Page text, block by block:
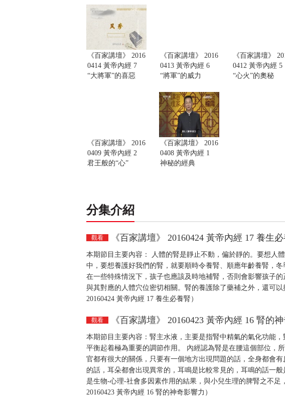
《百家講壇》 2016
0414 黃帝內經 7
“大將軍”的喜惡
《百家講壇》 2016
0413 黃帝內經 6
“將軍”的威力
《百家講壇》
0412 黃帝內經 5
“心火”的奧秘
《百家講壇》 2016
0409 黃帝內經 2
君王般的“心”
《百家講壇》 2016
0408 黃帝內經 1
神秘的經典
分集介紹
觀看 《百家講壇》 20160424 黃帝內經 17 養生
本期節目主要內容： 人體的腎是靜止不動，偏於靜的。要想人
中，要想養護好我們的腎，就要順時令養腎、順應年齡養腎，
在一些特殊情況下，孩子也應該及時地補腎，否則會影響孩子
與其對應的人體穴位密切相關。腎的養護除了藥補之外，還可
20160424 黃帝內經 17 養生必養腎）
觀看 《百家講壇》 20160423 黃帝內經 16 腎的
本期節目主要內容：腎主水液，主要是指腎中精氣的氣化功能
平衡起着極為重要的調節作用。 內經認為腎是在腰這個部位，
官都有很大的關係，只要有一個地方出現問題的話，全身都會
的話，耳朵都會出現異常的，耳鳴是比較常見的，耳鳴的話一
是生物-心理-社會多因素作用的結果，與小兒生理的脾腎之不足
20160423 黃帝內經 16 腎的神奇影響力）